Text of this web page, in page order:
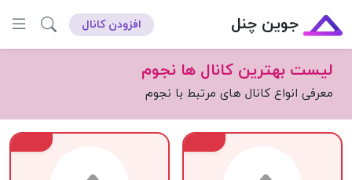
جوین چنل افزودن کانال
لیست بهترین کانال ها نجوم
معرفی انواع کانال های مرتبط با نجوم